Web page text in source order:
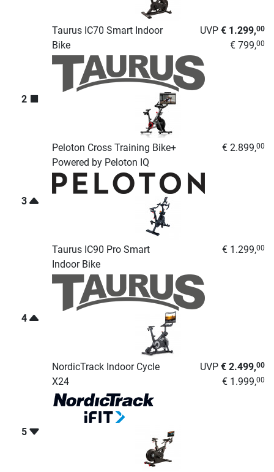
Taurus IC70 Smart Indoor
Bike
UVP € 1.299,00
€ 799,00
2
Peloton Cross Training Bike+
Powered by Peloton IQ
€ 2.899,00
3
Taurus IC90 Pro Smart
Indoor Bike
€ 1.299,00
4
NordicTrack Indoor Cycle
X24
UVP € 2.499,00
€ 1.999,00
5